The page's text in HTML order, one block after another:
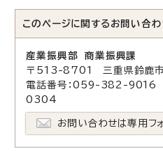
このページに関する お問い合わ
産業振興部 商業振興課
〒513-8701 三重県鈴鹿市
電話番号：059-382-9016
0304
お問い合わせは専用フ